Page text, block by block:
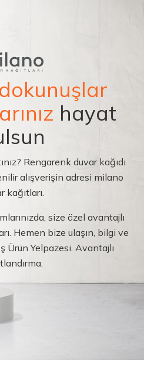
dokunuşlar
hayat
Rengarenk duvar kağıdı
alışverişin adresi milano
kağıtları.
size özel avantajlı
Hemen bize ulaşın, bilgi ve
Ürün Yelpazesi. Avantajlı